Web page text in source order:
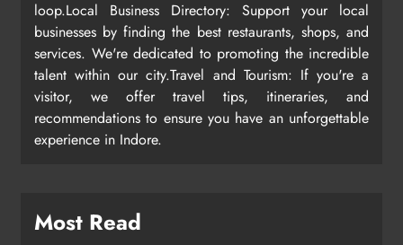
loop.Local Business Directory: Support your local
businesses by finding the best restaurants, shops, and
services. We're dedicated to promoting the incredible
talent within our city.Travel and Tourism: If you're a
visitor, we offer travel tips, itineraries, and
recommendations to ensure you have an unforgettable
experience in Indore.
Most Read